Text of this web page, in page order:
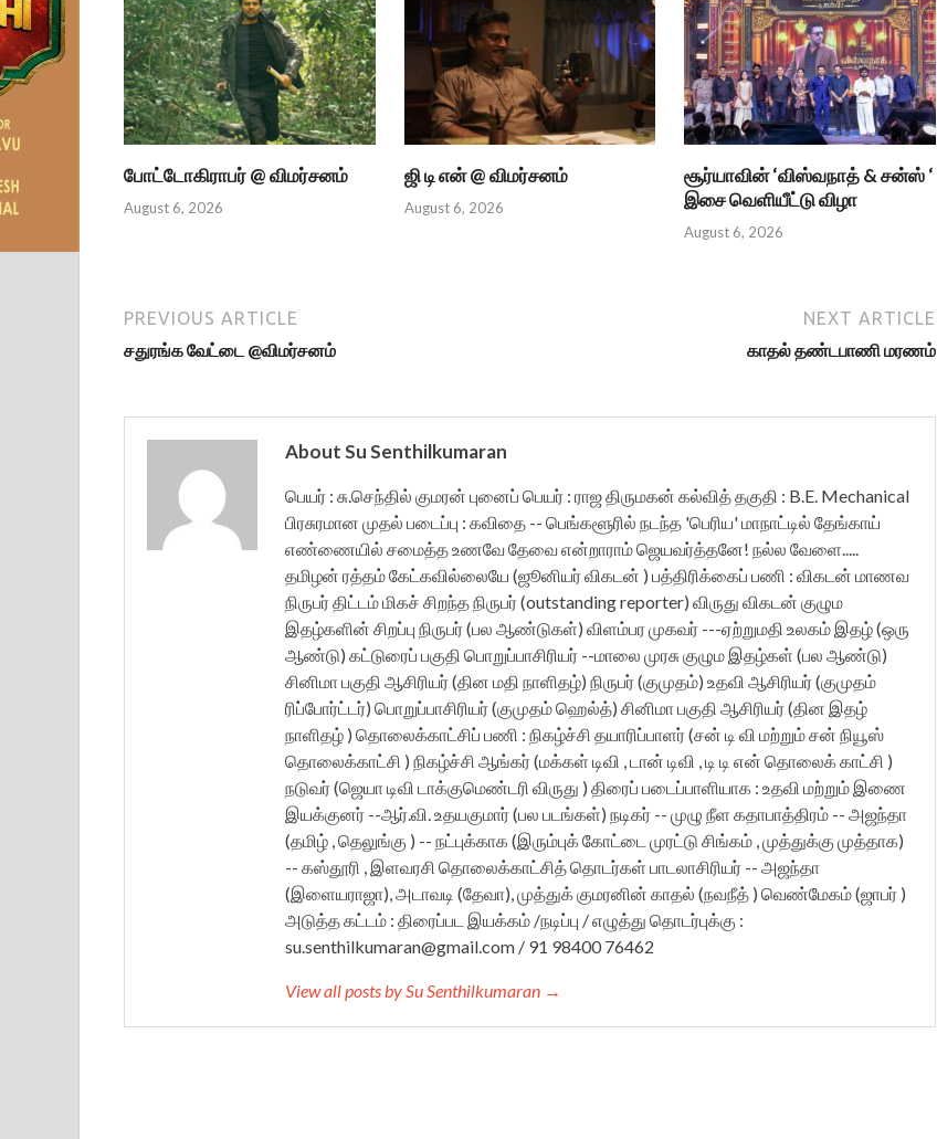
போட்டோகிராபர் @ விமர்சனம்
August 6, 2026
ஜி டி என் @ விமர்சனம்
August 6, 2026
சூர்யாவின் ‘விஸ்வநாத் & சன்ஸ் ‘
இசை வெளியீட்டு விழா
August 6, 2026
PREVIOUS ARTICLE
சதுரங்க வேட்டை @விமர்சனம்
NEXT ARTICLE
காதல் தண்டபாணி மரணம்
About Su Senthilkumaran
பெயர் : சு.செந்தில் குமரன் புனைப் பெயர் : ராஜ திருமகன் கல்வித் தகுதி : B.E. Mechanical
பிரசுரமான முதல் படைப்பு : கவிதை -- பெங்களூரில் நடந்த 'பெரிய' மாநாட்டில் தேங்காய்
எண்ணையில் சமைத்த உணவே தேவை என்றாராம் ஜெயவர்த்தனே! நல்ல வேளை.....
தமிழன் ரத்தம் கேட்கவில்லையே (ஜூனியர் விகடன் ) பத்திரிக்கைப் பணி : விகடன் மாணவ
நிருபர் திட்டம் மிகச் சிறந்த நிருபர் (outstanding reporter) விருது விகடன் குழும
இதழ்களின் சிறப்பு நிருபர் (பல ஆண்டுகள்) விளம்பர முகவர் ---ஏற்றுமதி உலகம் இதழ் (ஒரு
ஆண்டு) கட்டுரைப் பகுதி பொறுப்பாசிரியர் --மாலை முரசு குழும இதழ்கள் (பல ஆண்டு)
சினிமா பகுதி ஆசிரியர் (தின மதி நாளிதழ்) நிருபர் (குமுதம்) உதவி ஆசிரியர் (குமுதம்
ரிப்போர்ட்டர்) பொறுப்பாசிரியர் (குமுதம் ஹெல்த்) சினிமா பகுதி ஆசிரியர் (தின இதழ்
நாளிதழ் ) தொலைக்காட்சிப் பணி : நிகழ்ச்சி தயாரிப்பாளர் (சன் டி வி மற்றும் சன் நியூஸ்
தொலைக்காட்சி ) நிகழ்ச்சி ஆங்கர் (மக்கள் டிவி , டான் டிவி , டி டி என் தொலைக் காட்சி )
நடுவர் (ஜெயா டிவி டாக்குமெண்டரி விருது ) திரைப் படைப்பாளியாக : உதவி மற்றும் இணை
இயக்குனர் --ஆர்.வி. உதயகுமார் (பல படங்கள்) நடிகர் -- முழு நீள கதாபாத்திரம் -- அஜந்தா
(தமிழ் , தெலுங்கு ) -- நட்புக்காக (இரும்புக் கோட்டை முரட்டு சிங்கம் , முத்துக்கு முத்தாக)
-- கஸ்தூரி , இளவரசி தொலைக்காட்சித் தொடர்கள் பாடலாசிரியர் -- அஜந்தா
(இளையராஜா), அடாவடி (தேவா), முத்துக் குமரனின் காதல் (நவநீத் ) வெண்மேகம் (ஜாபர் )
அடுத்த கட்டம் : திரைப்பட இயக்கம் /நடிப்பு / எழுத்து தொடர்புக்கு :
su.senthilkumaran@gmail.com / 91 98400 76462
View all posts by Su Senthilkumaran →